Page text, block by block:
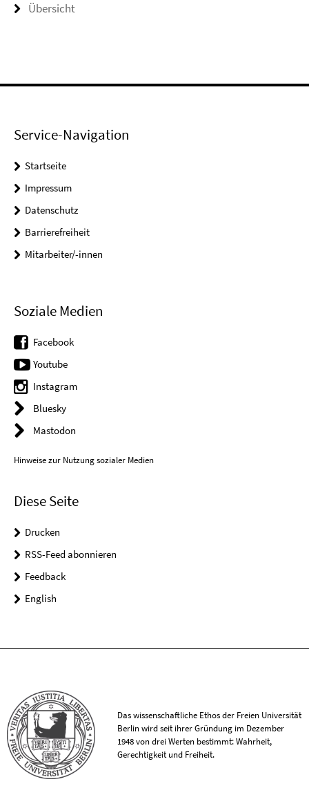
Übersicht
Service-Navigation
Startseite
Impressum
Datenschutz
Barrierefreiheit
Mitarbeiter/-innen
Soziale Medien
Facebook
Youtube
Instagram
Bluesky
Mastodon
Hinweise zur Nutzung sozialer Medien
Diese Seite
Drucken
RSS-Feed abonnieren
Feedback
English
Das wissenschaftliche Ethos der Freien Universität
Berlin wird seit ihrer Gründung im Dezember
1948 von drei Werten bestimmt: Wahrheit,
Gerechtigkeit und Freiheit.